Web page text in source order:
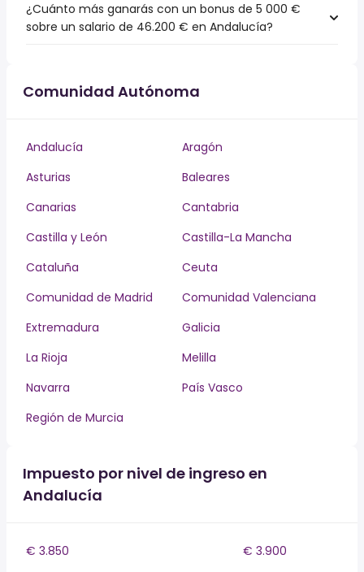
¿Cuánto más ganarás con un bonus de 5 000 €
sobre un salario de 46.200 € en Andalucía?
Comunidad Autónoma
Andalucía
Aragón
Asturias
Baleares
Canarias
Cantabria
Castilla y León
Castilla-La Mancha
Cataluña
Ceuta
Comunidad de Madrid
Comunidad Valenciana
Extremadura
Galicia
La Rioja
Melilla
Navarra
País Vasco
Región de Murcia
Impuesto por nivel de ingreso en
Andalucía
€ 3.850
€ 3.900